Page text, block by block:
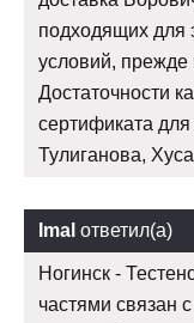
подходящих для
условий, прежде
Достаточности
сертификата
Тулиганова,
Imal ответил(а)
Ногинск -
частями связан